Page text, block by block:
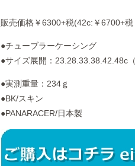
販売価格￥6300+税(42c:￥6700+
●チューブラーケーシング
●サイズ展開：23.28.33.38.42.48c
●実測重量：234ｇ
●BK/スキン
●PANARACER/日本製